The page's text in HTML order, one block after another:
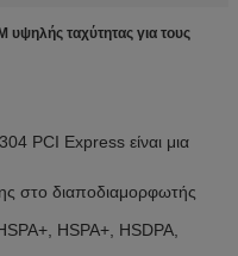
υψηλής ταχύτητας για τους
PCI Express είναι μια
στο διαποδιαμορφωτής
HSPA+, HSDPA,